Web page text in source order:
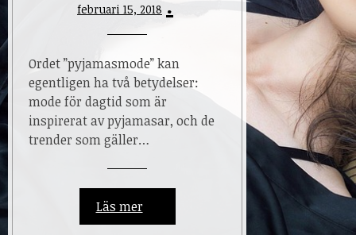
februari 15, 2018
Ordet ”pyjamasmode” kan
egentligen ha två betydelser:
mode för dagtid som är
inspirerat av pyjamasar, och de
trender som gäller…
Läs mer